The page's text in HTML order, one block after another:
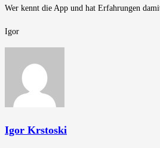
Wer kennt die App und hat Erfahrungen
Igor
Igor Krstoski